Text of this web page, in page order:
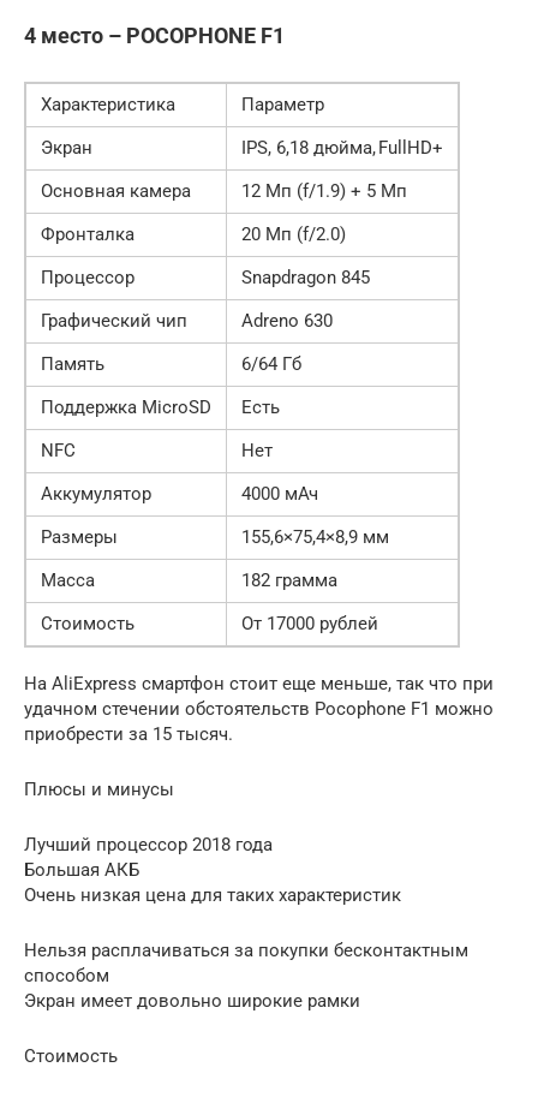
4 место – POCOPHONE F1
Характеристика
Параметр
Экран
IPS, 6,18 дюйма, FullHD+
Основная камера
12 Мп (f/1.9) + 5 Мп
Фронталка
20 Мп (f/2.0)
Процессор
Snapdragon 845
Графический чип
Adreno 630
Память
6/64 Гб
Поддержка MicroSD
Есть
NFC
Нет
Аккумулятор
4000 мАч
Размеры
155,6×75,4×8,9 мм
Масса
182 грамма
Стоимость
От 17000 рублей
На AliExpress смартфон стоит еще меньше, так что при
удачном стечении обстоятельств Pocophone F1 можно
приобрести за 15 тысяч.
Плюсы и минусы
Лучший процессор 2018 года
Большая АКБ
Очень низкая цена для таких характеристик
Нельзя расплачиваться за покупки бесконтактным
способом
Экран имеет довольно широкие рамки
Стоимость